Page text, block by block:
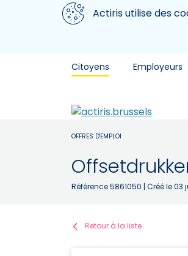
Aller au contenu principal
Nous utilisons des cookies
Actiris utilise des
Citoyens Employeurs
OFFRES D'EMPLOI
Référence 5861050 | Créé le 03
Retour à la liste